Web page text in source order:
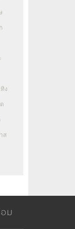
ง
ส
ม